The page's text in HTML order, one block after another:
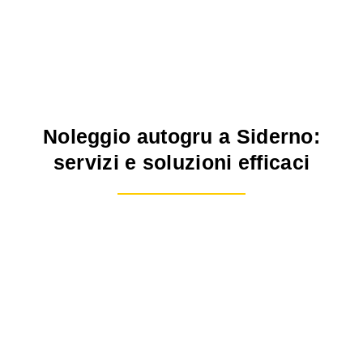
Noleggio autogru a Siderno:
servizi e soluzioni efficaci